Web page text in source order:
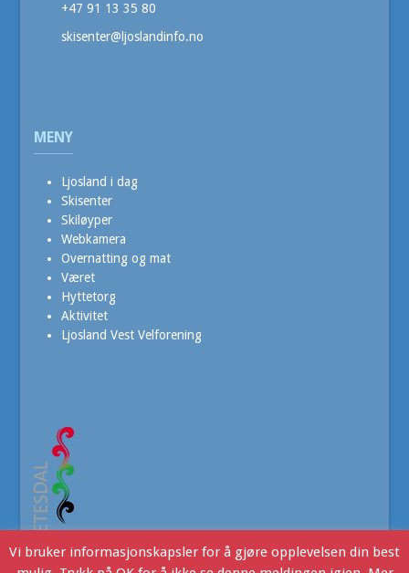
+47 91 13 35 80
skisenter@ljoslandinfo.no
MENY
Ljosland i dag
Skisenter
Skiløyper
Webkamera
Overnatting og mat
Været
Hyttetorg
Aktivitet
Ljosland Vest Velforening
Vi bruker informasjonskapsler for å gjøre opplevelsen din best